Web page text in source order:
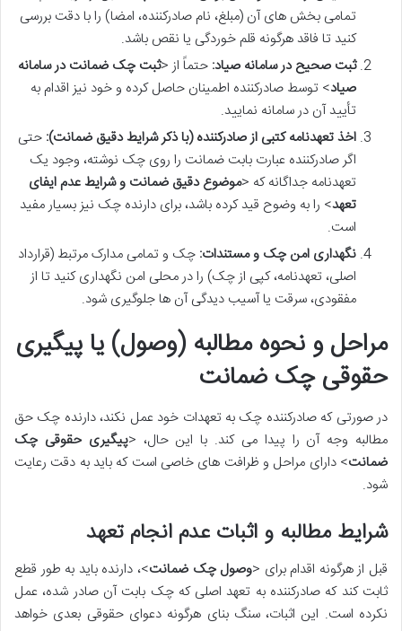
تمامی بخش های آن (مبلغ، نام صادرکننده، امضا) را با دقت بررسی
کنید تا فاقد هرگونه قلم خوردگی یا نقص باشد.
ثبت صحیح در سامانه صیاد: حتماً از <ثبت چک ضمانت در سامانه
صیاد> توسط صادرکننده اطمینان حاصل کرده و خود نیز اقدام به
تأیید آن در سامانه نمایید.
اخذ تعهدنامه کتبی از صادرکننده (با ذکر شرایط دقیق ضمانت): حتی
اگر صادرکننده عبارت بابت ضمانت را روی چک نوشته، وجود یک
تعهدنامه جداگانه که <موضوع دقیق ضمانت و شرایط عدم ایفای
تعهد> را به وضوح قید کرده باشد، برای دارنده چک نیز بسیار مفید
است.
نگهداری امن چک و مستندات: چک و تمامی مدارک مرتبط (قرارداد
اصلی، تعهدنامه، کپی از چک) را در محلی امن نگهداری کنید تا از
مفقودی، سرقت یا آسیب دیدگی آن ها جلوگیری شود.
مراحل و نحوه مطالبه (وصول) یا پیگیری
حقوقی چک ضمانت
در صورتی که صادرکننده چک به تعهدات خود عمل نکند، دارنده چک حق
مطالبه وجه آن را پیدا می کند. با این حال، <پیگیری حقوقی چک
ضمانت> دارای مراحل و ظرافت های خاصی است که باید به دقت رعایت
شود.
شرایط مطالبه و اثبات عدم انجام تعهد
قبل از هرگونه اقدام برای <وصول چک ضمانت>، دارنده باید به طور قطع
ثابت کند که صادرکننده به تعهد اصلی که چک بابت آن صادر شده، عمل
نکرده است. این اثبات، سنگ بنای هرگونه دعوای حقوقی بعدی خواهد